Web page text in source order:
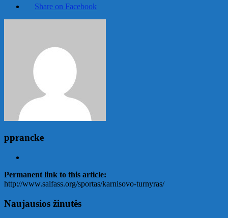
Share on Facebook
pprancke
Permanent link to this article:
http://www.salfass.org/sportas/karnisovo-turnyras/
Naujausios žinutės